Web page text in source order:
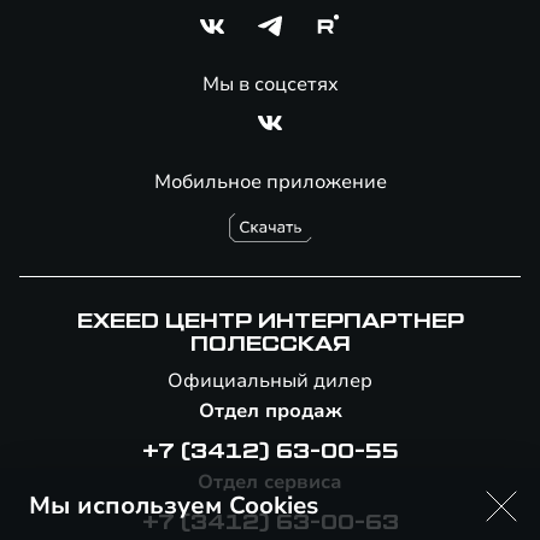
Мобильное приложение
Мы в соцсетях
EXEED ЦЕНТР ИНТЕРПАРТНЕР
ПОЛЕССКАЯ
Официальный дилер
Отдел продаж
+7 (3412) 63-00-55
Отдел сервиса
+7 (3412) 63-00-63
Мы используем Cookies